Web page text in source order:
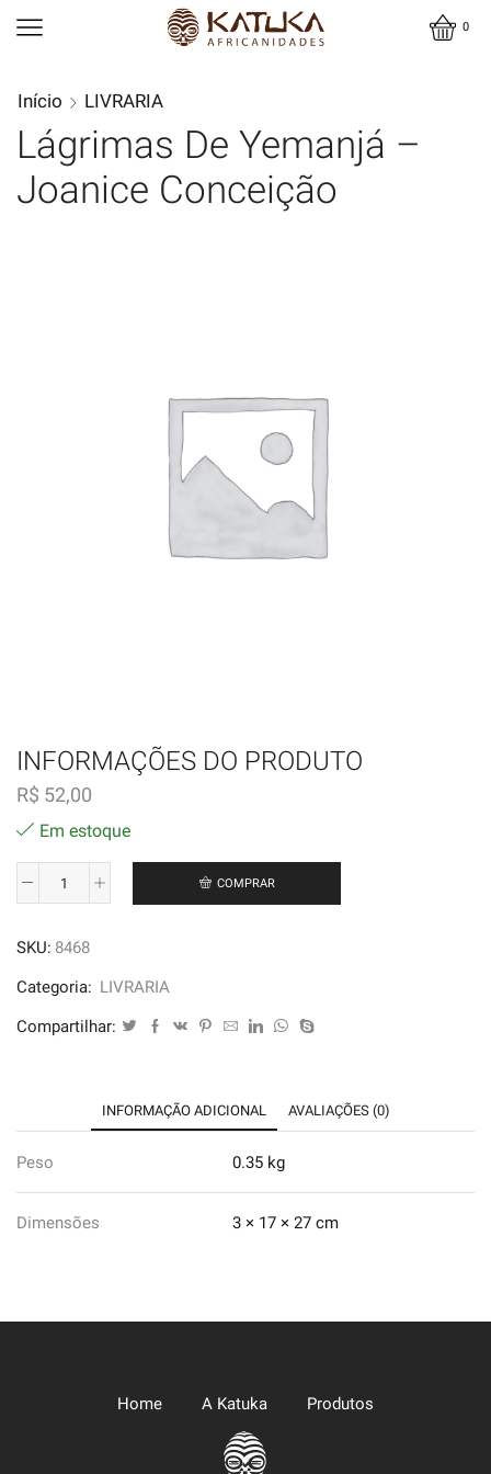
0
Início LIVRARIA
Lágrimas De Yemanjá –
Joanice Conceição
INFORMAÇÕES DO PRODUTO
R$ 52,00
Em estoque
Yemanjá
-
Conceição
COMPRAR
SKU: 8468
Categoria: LIVRARIA
Compartilhar:
INFORMAÇÃO ADICIONAL AVALIAÇÕES (0)
Peso 0.35 kg
Dimensões 3 × 17 × 27 cm
Home A Katuka Produtos